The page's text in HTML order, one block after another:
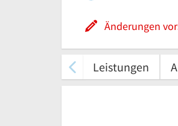
Änderungen
Leistungen